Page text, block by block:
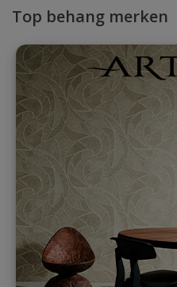
Top behang merken